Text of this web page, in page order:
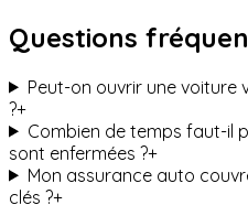
Questions
Peut-on ouvrir une voiture
?+
Combien de temps faut-il
sont enfermées ?+
Mon assurance auto
clés ?+